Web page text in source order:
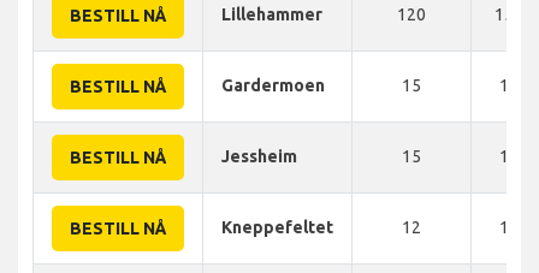
BESTILL NÅ Lillehammer 120 150
BESTILL NÅ Gardermoen 15 10
BESTILL NÅ Jessheim 15 10
BESTILL NÅ Kneppefeltet 12 10